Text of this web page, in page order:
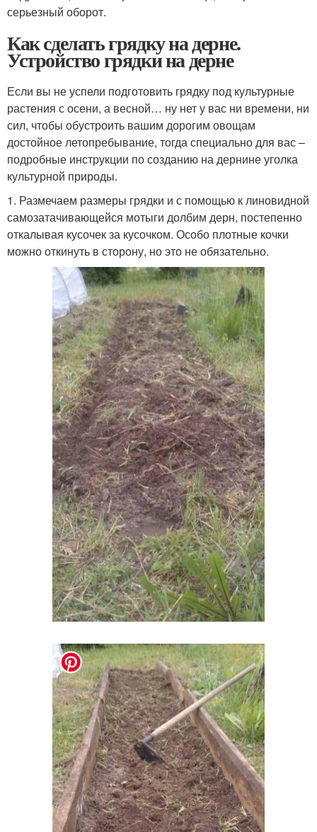
серьезный оборот.
Как сделать грядку на дерне.
Устройство грядки на дерне
Если вы не успели подготовить грядку под культурные
растения с осени, а весной… ну нет у вас ни времени, ни
сил, чтобы обустроить вашим дорогим овощам
достойное летопребывание, тогда специально для вас –
подробные инструкции по созданию на дернине уголка
культурной природы.
1. Размечаем размеры грядки и с помощью к линовидной
самозатачивающейся мотыги долбим дерн, постепенно
откалывая кусочек за кусочком. Особо плотные кочки
можно откинуть в сторону, но это не обязательно.